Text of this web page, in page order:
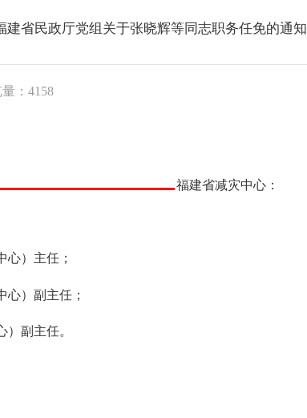
建省民政厅党组关于张晓辉等同志职务任免的通知
：4158
福建省减灾中心：
心）主任；
心）副主任；
副主任。